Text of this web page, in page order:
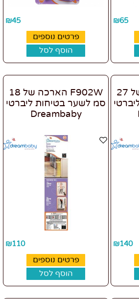
₪65
₪45
פרטים נוספים
הוסף לסל
F903W הארכה של 27
₪140
F902W הארכה של 18
סמ לשער בטיחות ליברטי
Dreambaby
₪110
פרטים נוספים
הוסף לסל